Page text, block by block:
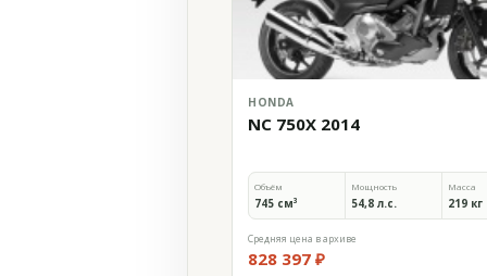
HONDA
NC 750X 2014
Объём
745 см³
Мощность
54,8 л.с.
Масса
219 кг
Средняя цена в архиве
828 397 ₽